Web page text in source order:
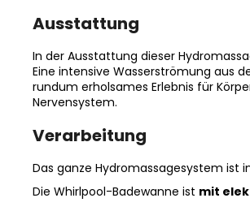
Ausstattung
In der Ausstattung dieser
Eine intensive Wasserströmung aus
rundum erholsames Erlebnis für
Nervensystem.
Verarbeitung
Das ganze Hydromassagesystem ist
Die Whirlpool-Badewanne ist mit